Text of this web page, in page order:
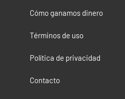
Cómo ganamos dinero
Términos de uso
Política de privacidad
Contacto